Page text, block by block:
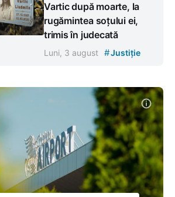
Vartic după moarte, la
rugămintea soțului ei,
trimis în judecată
Luni, 3 august #Justiție